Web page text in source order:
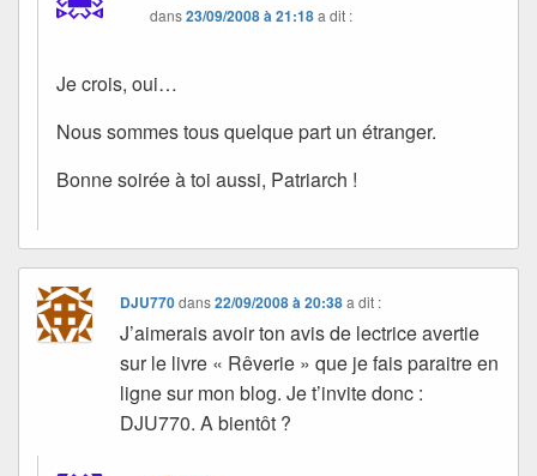
dans23/09/2008 à 21:18a dit :
Je crois, oui…
Nous sommes tous quelque part un étranger.
Bonne soirée à toi aussi, Patriarch !
DJU770dans22/09/2008 à 20:38 a dit :
J’aimerais avoir ton avis de lectrice avertie
sur le livre « Rêverie » que je fais paraitre en
ligne sur mon blog. Je t’invite donc :
DJU770. A bientôt ?